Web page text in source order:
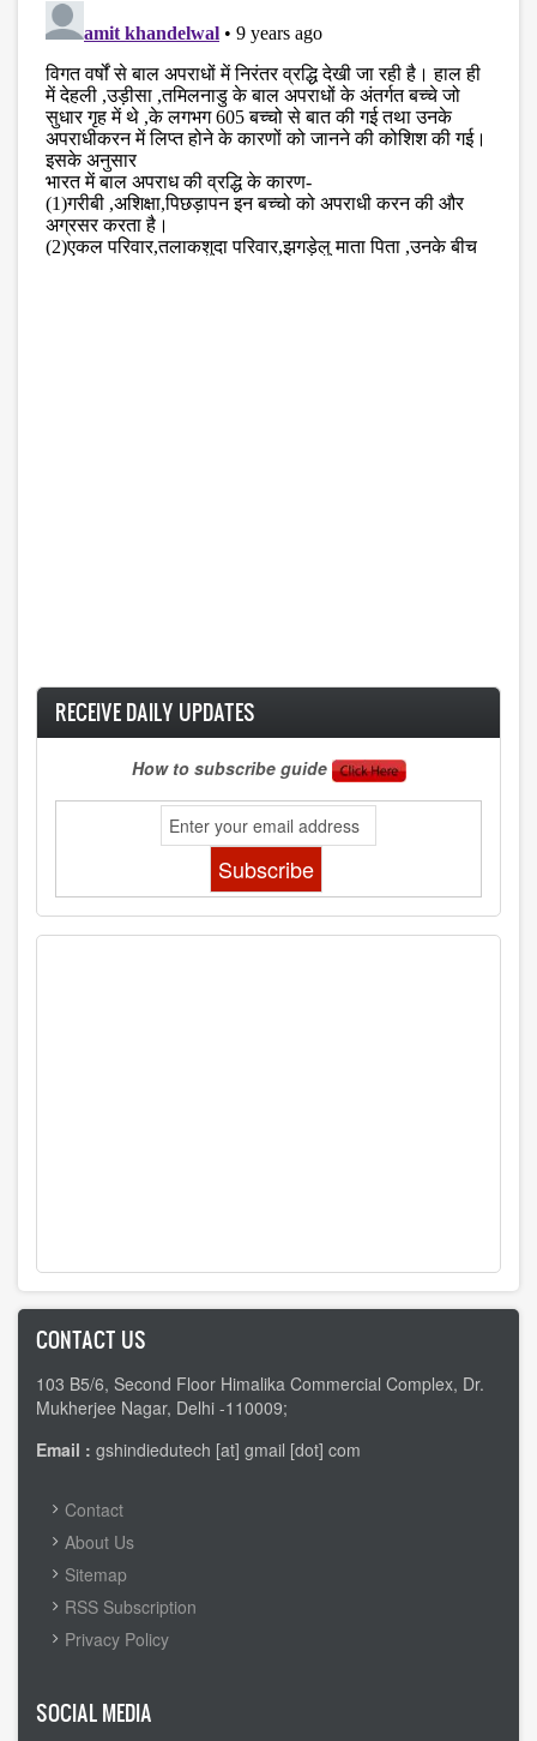
RECEIVE DAILY UPDATES
How to subscribe guide
CONTACT US
103 B5/6, Second Floor Himalika Commercial Complex, Dr.
Mukherjee Nagar, Delhi -110009;
Email : gshindiedutech [at] gmail [dot] com
FOOTER
MENU
Contact
About Us
Sitemap
RSS Subscription
Privacy Policy
SOCIAL MEDIA